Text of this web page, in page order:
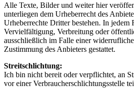
Alle Texte, Bilder und weiter hier
unterliegen dem Urheberrecht des
Urheberrechte Dritter bestehen. In jedem
Vervielfältigung, Verbreitung oder
ausschließlich im Falle einer
Zustimmung des Anbieters gestattet.
Streitschlichtung:
Ich bin nicht bereit oder verpflichtet, an
vor einer Verbraucherschlichtungsstelle